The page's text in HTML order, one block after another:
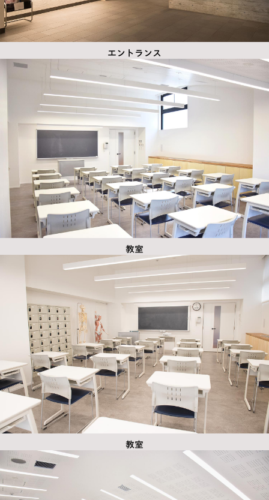
エントランス
教室
教室